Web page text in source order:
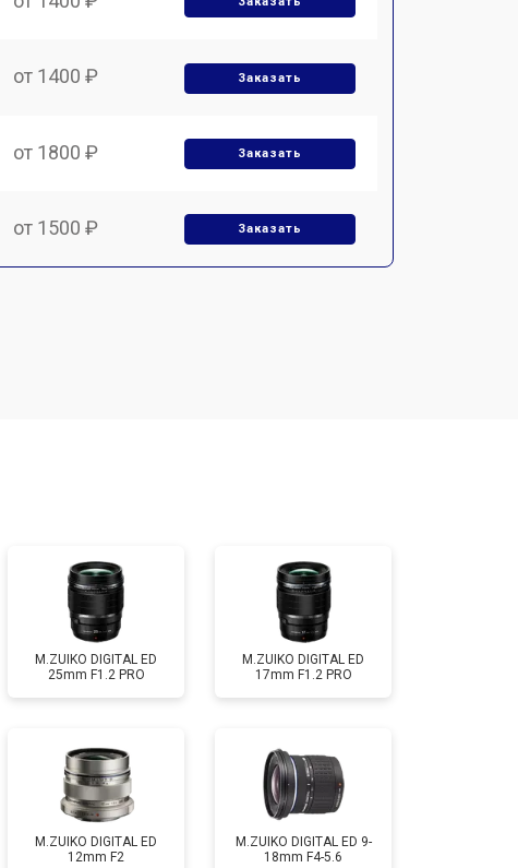
от 1400 ₽ Заказать
от 1800 ₽ Заказать
от 1500 ₽ Заказать
M.ZUIKO DIGITAL ED
25mm F1.2 PRO
M.ZUIKO DIGITAL ED
17mm F1.2 PRO
M.ZUIKO DIGITAL ED
12mm F2
M.ZUIKO DIGITAL ED 9-
18mm F4-5.6